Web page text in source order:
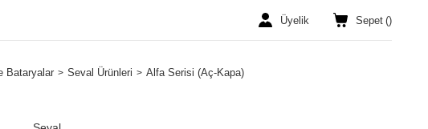
Üyelik Sepet ()
Bataryalar Seval Ürünleri
Alfa Serisi (Aç-Kapa)